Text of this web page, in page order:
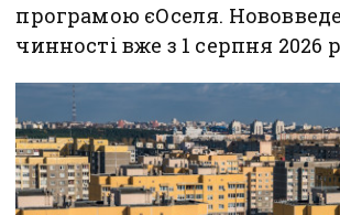
програмою єОселя.
чинності вже з 1 серпня 2026